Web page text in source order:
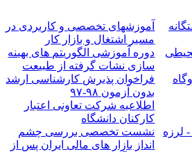
آموزشهای تخصصی و کاربردی در
مسیر اشتغال و بازار کار
دوره آموزشی الگوریتم های بهینه
سازی نشات گرفته از طبیعت
فراخوان پذیرش کارشناسی ارشد
بدون آزمون ۹۸-۹۷
اطلاعیه شرکت تعاونی اعتبار
کارکنان دانشگاه
نشست تخصصی بررسی چشم
انداز بازار های مالی ایران پس از